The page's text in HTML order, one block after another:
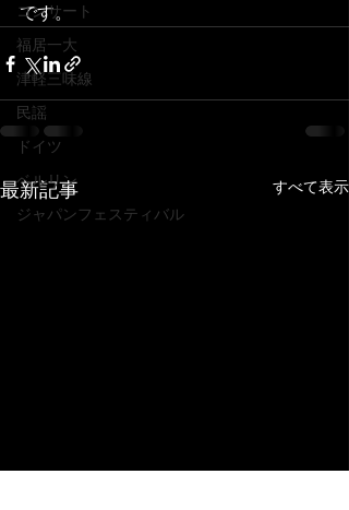
コンサート
福居一大
津軽三味線
民謡
ドイツ
ベルリン
ジャパンフェスティバル
です。
最新記事 すべて表示